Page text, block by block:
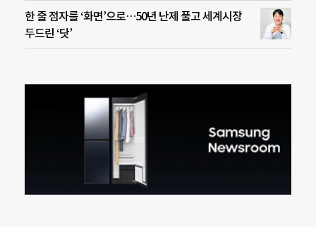
한 줄 점자를 ‘화면’으로…50년 난제 풀고 세계시장
두드린 ‘닷’